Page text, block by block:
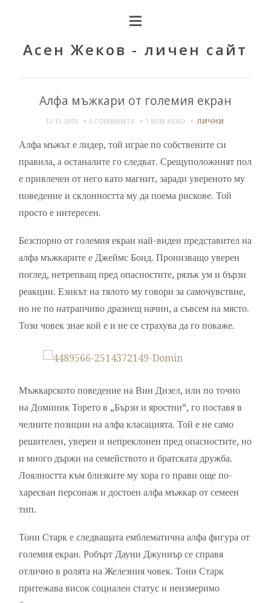
Асен Жеков - личен сайт
Алфа мъжкари от големия екран
12.11.2015 0 COMMENTS 1 MIN READ ЛИЧНИ
Алфа мъжът е лидер, той играе по собствените си
правила, а останалите го следват. Срещуположният пол
е привлечен от него като магнит, заради увереното му
поведение и склонността му да поема рискове. Той
просто е интересен.
Безспорно от големия екран най-виден представител на
алфа мъжкарите е Джеймс Бонд. Пронизващо уверен
поглед, нетрепващ пред опасностите, рязък ум и бързи
реакции. Езикът на тялото му говори за самочувствие,
но не по натрапчиво дразнещ начин, а съвсем на място.
Този човек знае кой е и не се страхува да го покаже.
Мъжкарското поведение на Вин Дизел, или по точно
на Доминик Торето в „Бързи и яростни“, го поставя в
челните позиции на алфа класацията. Той е не само
решителен, уверен и непреклонен пред опасностите, но
и много държи на семейството и братската дружба.
Лоялността към близките му хора го прави още по-
харесван персонаж и достоен алфа мъжкар от семеен
тип.
Тони Старк е следващата емблематична алфа фигура от
големия екран. Робърт Дауни Джуниър се справя
отлично в ролята на Железния човек. Тони Старк
притежава висок социален статус и неизмеримо